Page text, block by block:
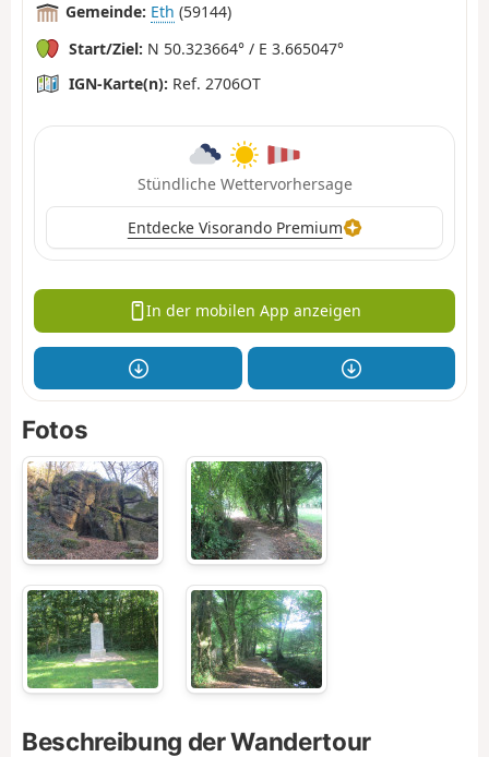
Gemeinde: Eth (59144)
Start/Ziel: N 50.323664° / E 3.665047°
IGN-Karte(n): Ref. 2706OT
Stündliche Wettervorhersage
Entdecke Visorando Premium
In der mobilen App anzeigen
Fotos
Beschreibung der Wandertour